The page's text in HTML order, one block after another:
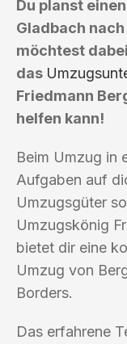
Du planst
Gladbach
möchtest
das
Friedmann
helfen kann!
Beim Umzug in
Aufgaben auf
Umzugsgüter
Umzugskönig
bietet dir eine
Umzug von
Borders.
Das erfahrene